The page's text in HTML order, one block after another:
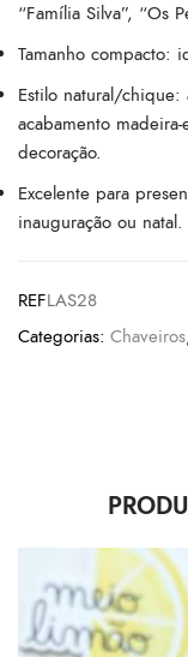
“Família Silva”, “Os
Tamanho compacto:
Estilo natural/chique:
acabamento
decoração.
Excelente para
inauguração ou natal.
REFLAS28
Categorias: Chaveiros